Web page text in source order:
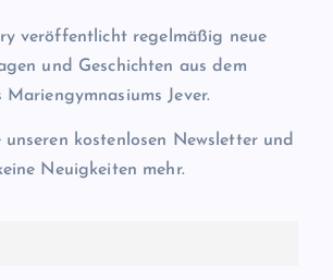
veröffentlicht regelmäßig neue
und Geschichten aus dem
Jever.
unseren kostenlosen Newsletter und
Neuigkeiten mehr.